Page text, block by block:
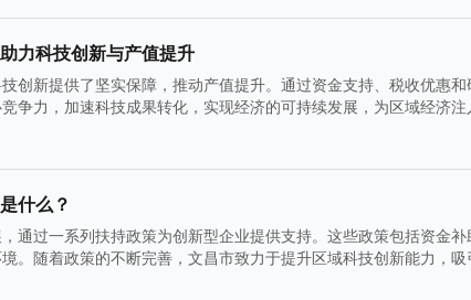
力科技创新与产值提升
创新提供了坚实保障，推动产值提升。通过资金支持、税收优惠
争力，加速科技成果转化，实现经济的可持续发展，为区域经济注
什么？
通过一系列扶持政策为创新型企业提供支持。这些政策包括资金
。随着政策的不断完善，文昌市致力于提升区域科技创新能力，吸